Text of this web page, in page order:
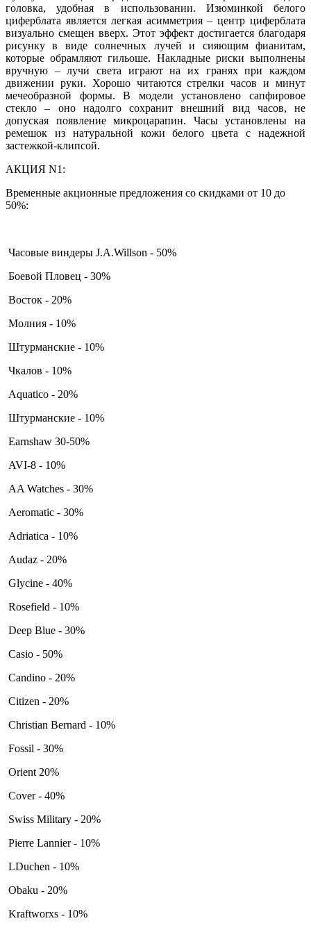
головка, удобная в использовании. Изюминкой белого
циферблата является легкая асимметрия – центр циферблата
визуально смещен вверх. Этот эффект достигается благодаря
рисунку в виде солнечных лучей и сияющим фианитам,
которые обрамляют гильоше. Накладные риски выполнены
вручную – лучи света играют на их гранях при каждом
движении руки. Хорошо читаются стрелки часов и минут
мечеобразной формы. В модели установлено сапфировое
стекло – оно надолго сохранит внешний вид часов, не
допуская появление микроцарапин. Часы установлены на
ремешок из натуральной кожи белого цвета с надежной
застежкой-клипсой.
АКЦИЯ N1:
Временные акционные предложения со скидками от 10 до
50%:
Часовые виндеры J.A.Willson - 50%
Боевой Пловец - 30%
Восток - 20%
Молния - 10%
Штурманские - 10%
Чкалов - 10%
Aquatico - 20%
Штурманские - 10%
Earnshaw 30-50%
AVI-8 - 10%
AA Watches - 30%
Aeromatic - 30%
Adriatica - 10%
Audaz - 20%
Glycine - 40%
Rosefield - 10%
Deep Blue - 30%
Casio - 50%
Candino - 20%
Citizen - 20%
Christian Bernard - 10%
Fossil - 30%
Orient 20%
Cover - 40%
Swiss Military - 20%
Pierre Lannier - 10%
LDuchen - 10%
Obaku - 20%
Kraftworxs - 10%